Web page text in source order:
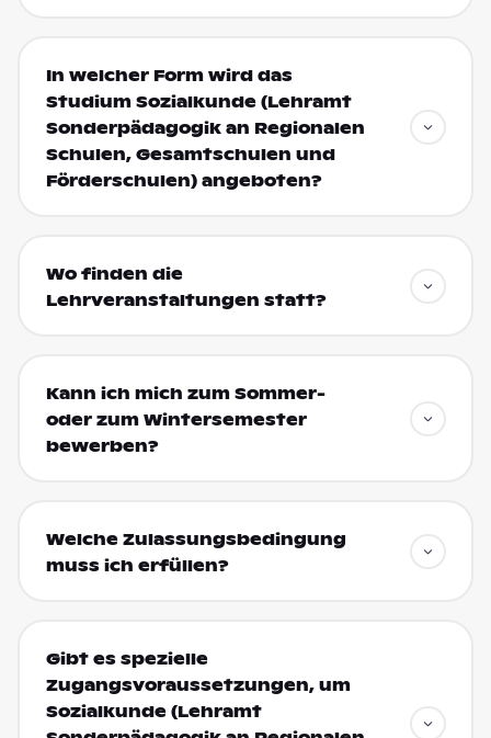
In welcher Form wird das
Studium Sozialkunde (Lehramt
Sonderpädagogik an Regionalen
Schulen, Gesamtschulen und
Förderschulen) angeboten?
Wo finden die
Lehrveranstaltungen statt?
Kann ich mich zum Sommer-
oder zum Wintersemester
bewerben?
Welche Zulassungsbedingung
muss ich erfüllen?
Gibt es spezielle
Zugangsvoraussetzungen, um
Sozialkunde (Lehramt